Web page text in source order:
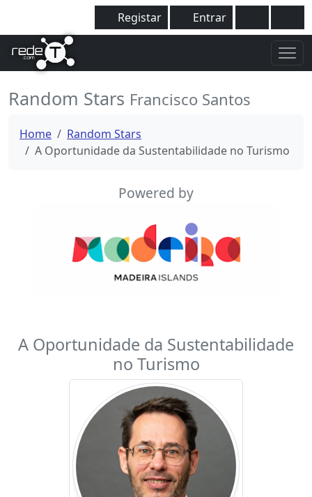
Registar Entrar
Random Stars Francisco Santos
Home
Random Stars
A Oportunidade da Sustentabilidade no Turismo
Powered by
A Oportunidade da Sustentabilidade
no Turismo